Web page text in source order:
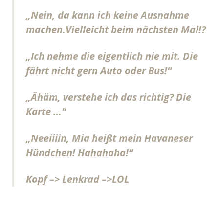
„Nein, da kann ich keine Ausnahme
machen.Vielleicht beim nächsten Mal!?
„Ich nehme die eigentlich nie mit. Die
fährt nicht gern Auto oder Bus!“
„Ähäm, verstehe ich das richtig? Die
Karte …“
„Neeiiiin, Mia heißt mein Havaneser
Hündchen! Hahahaha!“
Kopf –> Lenkrad –>LOL